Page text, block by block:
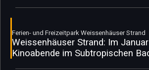
Ferien- und Freizeitpark Weissenhäuser Strand
Weissenhäuser Strand: Im
Kinoabende im Subtropischen